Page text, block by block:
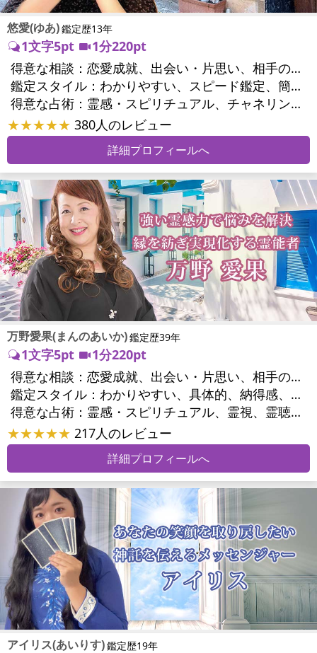
悠愛(ゆあ)鑑定歴13年
1文字5pt
1分220pt
得意な相談：
恋愛成就、出会い・片思い、相手の気持ち、相性、結婚、男心・女心、二人の今後、三角関係、浮気、不倫、復活愛、離婚、同性愛・LGBT、人間関係、職場の人間関係、対人関係、仕事運、進路、就職、人生全般、夢、パワーハラスメント、家族関係、夫婦関係、夫婦問題、育児・子育て、シングルマザー、美容、心の問題、ストレス、いじめ、引越し・転居、開運指導、健康運、ご近所問題
鑑定スタイル：
わかりやすい、スピード鑑定、簡潔、的確、友達のように相談できる
得意な占術：
霊感・スピリチュアル、チャネリング、タロット、オラクルカード、風水、九星気学、手相、ルーン、ヒーリング、レイキ、カウンセリング、オリジナル占術
★★★★★ 380人のレビュー
詳細プロフィールへ
万野愛果(まんのあいか)鑑定歴39年
1文字5pt
1分220pt
得意な相談：
恋愛成就、出会い・片思い、相手の気持ち、相性、縁結び、結婚、男心・女心、二人の今後、複雑な恋愛、三角関係、略奪愛、浮気、不倫、復活愛、復縁、離婚、同性愛・LGBT、人間関係、職場の人間関係、対人関係、仕事運、適職、天職、転職、進路、就職、人生全般、使命、経営相談、人事、開業、廃業、夢、目標、ビジネスチャンス、ビジネスパートナー、パワーハラスメント、セクシャルハラスメント、家族関係、夫婦関係、家庭問題、夫婦問題、親族問題、育児・子育て、シングルマザー、ドメスティックバイオレンス、相続関係、美容、精神問題、心の問題、うつ、ストレス、いじめ、人生相談、霊的問題、ご先祖様、守護霊様、お墓参り、魂の本質、前世、来世、夢診断、ペットの気持ち、ペット交信、ペットへのヒーリング、パワーストーン選択、引越し・転居、方位、開運指導、健康運、金銭トラブル、ご近所問題、縁切り
鑑定スタイル：
わかりやすい、具体的、納得感、友達のように相談できる、聞き上手、とても話しやすい、じっくり聞いてくれる、愛にあふれ温かい、勇気をくれる、前向き・元気になれる、実力派
得意な占術：
霊感・スピリチュアル、霊視、霊聴、未来予知、前世・来世、守護霊対話、波動修正、オーラ、エネルギー調整、ソウルメイト、チャネリング、ペットの気持ち、タロット、オラクルカード、風水、姓名判断、九星気学、四柱推命、数秘術、カラー診断、夢診断、易学、手相、人相(顔相)、祈祷、祈願、縁結び、除霊、縁切り、パワーストーン、水晶、サイコロ、ヒーリング、レイキ、カウンセリング、オリジナル占術
★★★★★ 217人のレビュー
詳細プロフィールへ
アイリス(あいりす)鑑定歴19年